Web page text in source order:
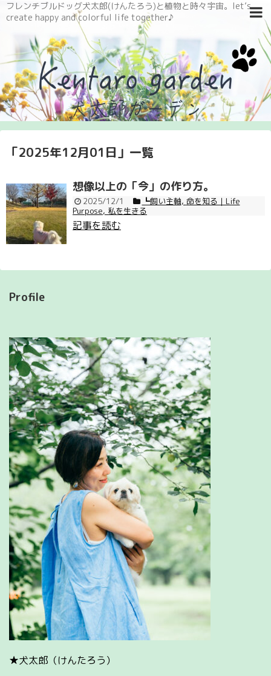
フレンチブルドッグ犬太郎(けんたろう)と植物と時々宇宙。let’s
create happy and colorful life together♪
「2025年12月01日 」 一覧
想像以上の「今」の作り方。
2025/12/1 ┗飼い主軸, 命を知る｜Life
Purpose, 私を生きる
記事を読む
Profile
★犬太郎（けんたろう）